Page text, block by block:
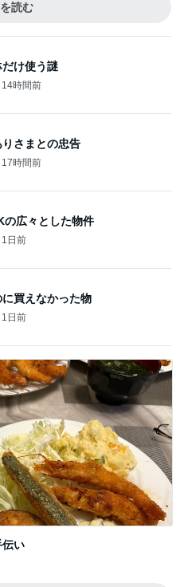
読む
け使う謎
14時間前
さまとの忠告
17時間前
広々とした物件
1日前
買えなかった物
1日前
伝い